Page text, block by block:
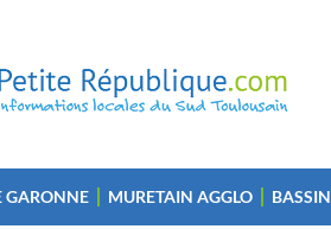
GARONNE MURETAIN AGGLO